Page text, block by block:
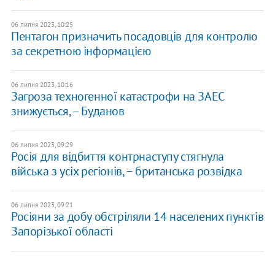
06 липня 2023, 10:25
Пентагон призначить посадовців для контролю
за секретною інформацією
06 липня 2023, 10:16
Загроза техногенної катастрофи на ЗАЕС
знижується, – Буданов
06 липня 2023, 09:29
Росія для відбиття контрнаступу стягнула
війська з усіх регіонів, − британська розвідка
06 липня 2023, 09:21
Росіяни за добу обстріляли 14 населених пунктів
Запорізької області